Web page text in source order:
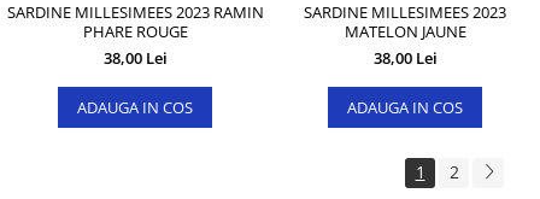
SARDINE MILLESIMEES 2023 RAMIN
PHARE ROUGE
38,00 Lei
ADAUGA IN COS
SARDINE MILLESIMEES 2023
MATELON JAUNE
38,00 Lei
ADAUGA IN COS
1 2